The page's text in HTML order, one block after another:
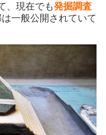
、現在でも発掘調査
一般公開されていて